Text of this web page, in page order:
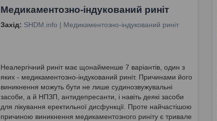
Медикаментозно-індукований риніт
Захід: SHDM.info | Медикаментозно-індукований риніт
Неалергічний риніт має щонайменше 7 варіантів, один з
яких - медикаментозно-індукований риніт. Причинами його
виникнення можуть бути не лише судинозвужувальні
засоби, а й НПЗП, антидепресанти, і навіть деякі засоби
для лікування еректильної дисфункції. Проте найчастішою
причиною виникнення медикаментозного риніту є тривале